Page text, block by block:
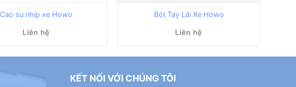
Cao su nhíp xe Howo
Liên hệ
Bót Tay Lái Xe Howo
Liên hệ
KẾT NỐI VỚI CHÚNG TÔI